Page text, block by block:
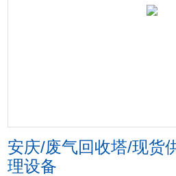
安庆/废气回收塔/现货
理设备